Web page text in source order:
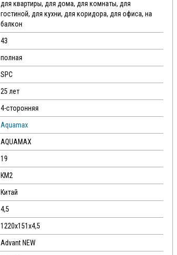
для квартиры, для дома, для комнаты, для
гостиной, для кухни, для коридора, для офиса, на
балкон
43
полная
SPC
25 лет
4-сторонняя
Aquamax
AQUAMAX
19
КМ2
Китай
4,5
1220х151х4,5
Advant NEW